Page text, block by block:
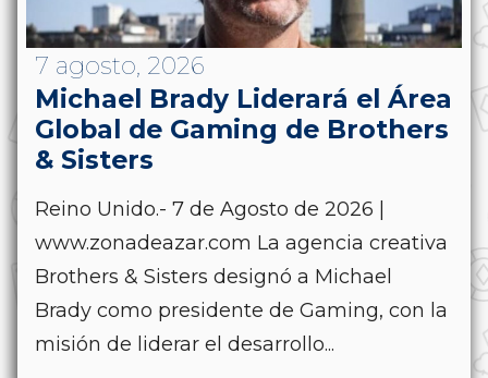
7 agosto, 2026
Michael Brady Liderará el Área
Global de Gaming de Brothers
& Sisters
Reino Unido.- 7 de Agosto de 2026 |
www.zonadeazar.com La agencia creativa
Brothers & Sisters designó a Michael
Brady como presidente de Gaming, con la
misión de liderar el desarrollo...